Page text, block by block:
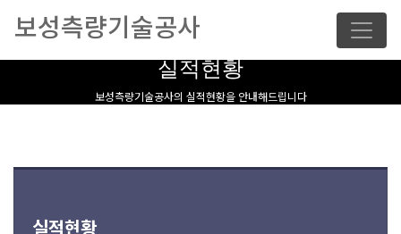
보성측량기술공사
실적현황
보성측량기술공사의 실적현황을 안내해드립니다
실적현황